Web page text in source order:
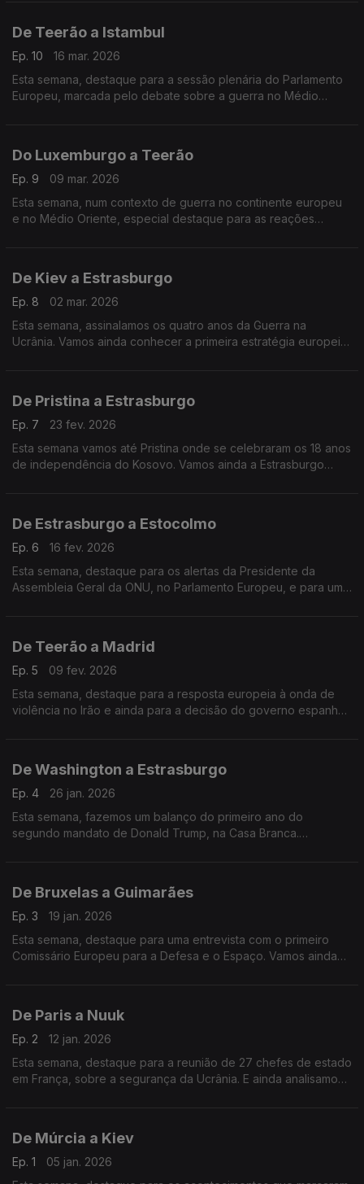
De Teerão a Istambul
Ep. 10
16 mar. 2026
Esta semana, destaque para a sessão plenária do Parlamento
Europeu, marcada pelo debate sobre a guerra no Médio
Do Luxemburgo a Teerão
Ep. 9
09 mar. 2026
Esta semana, num contexto de guerra no continente europeu
e no Médio Oriente, especial destaque para as reações
De Kiev a Estrasburgo
Ep. 8
02 mar. 2026
Esta semana, assinalamos os quatro anos da Guerra na
Ucrânia. Vamos ainda conhecer a primeira estratégia europeia
De Pristina a Estrasburgo
Ep. 7
23 fev. 2026
Esta semana vamos até Pristina onde se celebraram os 18 anos
de independência do Kosovo. Vamos ainda a Estrasburgo
De Estrasburgo a Estocolmo
Ep. 6
16 fev. 2026
Esta semana, destaque para os alertas da Presidente da
Assembleia Geral da ONU, no Parlamento Europeu, e para uma
De Teerão a Madrid
Ep. 5
09 fev. 2026
Esta semana, destaque para a resposta europeia à onda de
violência no Irão e ainda para a decisão do governo espanhol
De Washington a Estrasburgo
Ep. 4
26 jan. 2026
Esta semana, fazemos um balanço do primeiro ano do
segundo mandato de Donald Trump, na Casa Branca.
De Bruxelas a Guimarães
Ep. 3
19 jan. 2026
Esta semana, destaque para uma entrevista com o primeiro
Comissário Europeu para a Defesa e o Espaço. Vamos ainda
De Paris a Nuuk
Ep. 2
12 jan. 2026
Esta semana, destaque para a reunião de 27 chefes de estado
em França, sobre a segurança da Ucrânia. E ainda analisamos
De Múrcia a Kiev
Ep. 1
05 jan. 2026